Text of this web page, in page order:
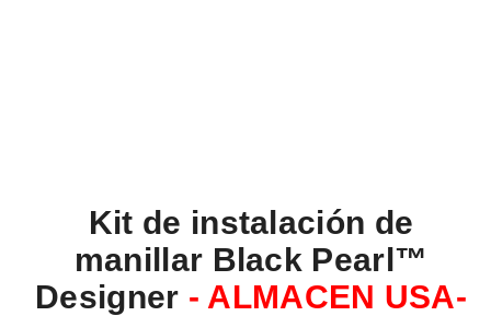
Kit de instalación de
manillar Black Pearl™
Designer - ALMACEN USA-